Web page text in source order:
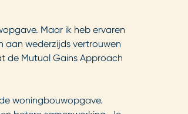
Maar ik heb ervaren
aan wederzijds vertrouwen
de Mutual Gains Approach
woningbouwopgave.